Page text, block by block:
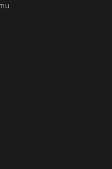
6LD400 A20154430040